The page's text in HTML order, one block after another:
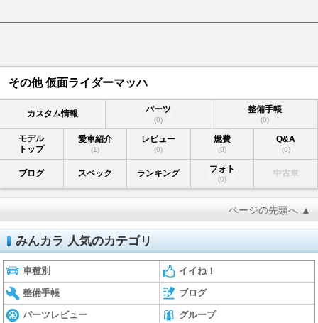
その他 仮面ライダーマッハ
カスタム情報 パーツ
(0)
整備手帳
(0)
モデル
トップ
愛車紹介
(1)
レビュー
(0)
燃費
(0)
Q&A
(0)
ブログ スペック ランキング フォト
(0)
中古車
ページの先頭へ ▲
みんカラ 人気のカテゴリ
車種別 イイね！
整備手帳 ブログ
パーツレビュー グループ